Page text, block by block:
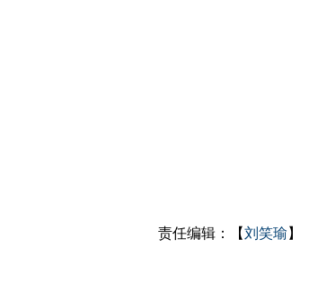
责任编辑：【刘笑瑜 】